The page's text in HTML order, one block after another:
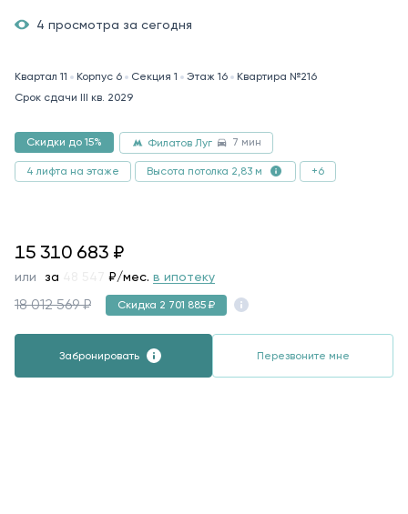
4 просмотра за сегодня
Квартал 11 Корпус 6 Секция 1 Этаж 16
Квартира №216
Срок сдачи III кв. 2029
Скидки до 15% Филатов Луг 7 мин
4 лифта на этаже Высота потолка 2,83 м +6
15310683
15 310 683 ₽
или за ₽/мес. в ипотеку
18 012 569 ₽ Скидка 2 701 885 ₽
Забронировать Перезвоните мне